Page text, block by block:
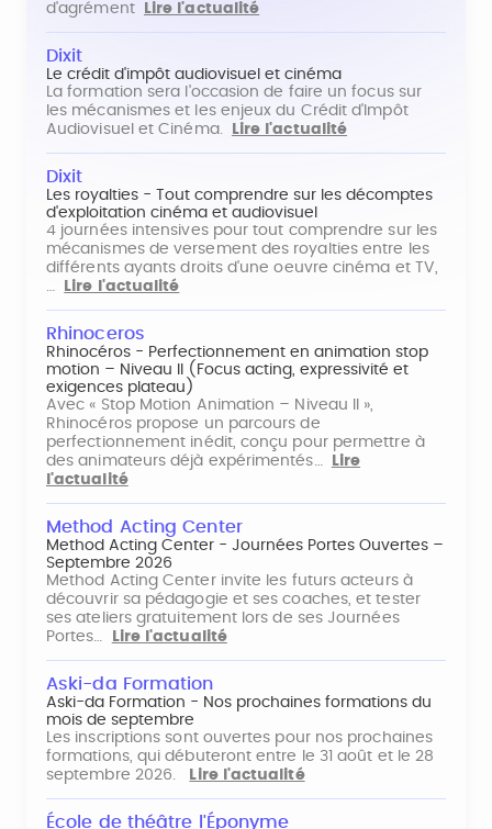
d'agrément
Lire l'actualité
Dixit
Le crédit d'impôt audiovisuel et cinéma
La formation sera l'occasion de faire un focus sur
les mécanismes et les enjeux du Crédit d'Impôt
Audiovisuel et Cinéma.
Lire l'actualité
Dixit
Les royalties - Tout comprendre sur les décomptes
d'exploitation cinéma et audiovisuel
4 journées intensives pour tout comprendre sur les
mécanismes de versement des royalties entre les
différents ayants droits d'une oeuvre cinéma et TV,
…
Lire l'actualité
Rhinoceros
Rhinocéros - Perfectionnement en animation stop
motion – Niveau II (Focus acting, expressivité et
exigences plateau)
Avec « Stop Motion Animation – Niveau II »,
Rhinocéros propose un parcours de
perfectionnement inédit, conçu pour permettre à
des animateurs déjà expérimentés…
Lire
l'actualité
Method Acting Center
Method Acting Center - Journées Portes Ouvertes –
Septembre 2026
Method Acting Center invite les futurs acteurs à
découvrir sa pédagogie et ses coaches, et tester
ses ateliers gratuitement lors de ses Journées
Portes…
Lire l'actualité
Aski-da Formation
Aski-da Formation - Nos prochaines formations du
mois de septembre
Les inscriptions sont ouvertes pour nos prochaines
formations, qui débuteront entre le 31 août et le 28
septembre 2026.
Lire l'actualité
École de théâtre l'Éponyme